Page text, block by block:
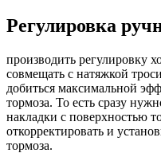
Регулировка
производить регулировку
совмещать с натяжкой
добиться максимальной
тормоза. То есть сразу
накладки с поверхностью
откорректировать и
тормоза.